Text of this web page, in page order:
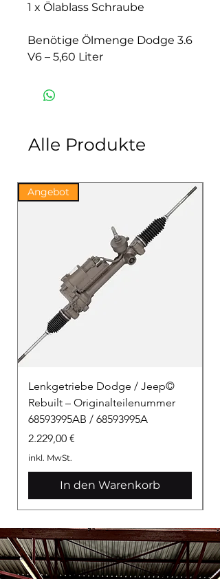
1 x Ölablass Schraube
Benötige Ölmenge Dodge 3.6
V6 – 5,60 Liter
Alle Produkte
Angebot
Lenkgetriebe Dodge / Jeep©
Rebuilt – Originalteilenummer
68593995AB / 68593995A
Preis
2.229,00 €
inkl. MwSt.
In den Warenkorb